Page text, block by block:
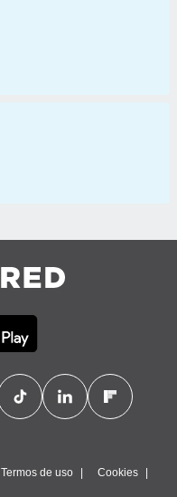
Termos de uso Cookies